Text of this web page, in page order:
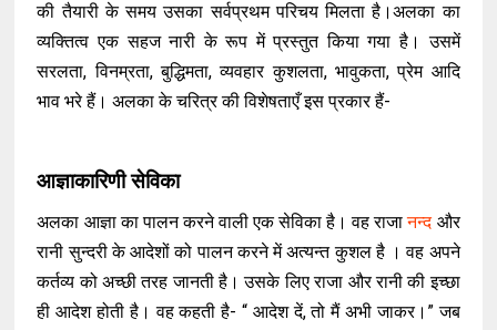
की तैयारी के समय उसका सर्वप्रथम परिचय मिलता है।अलका का
व्यक्तित्व एक सहज नारी के रूप में प्रस्तुत किया गया है। उसमें
सरलता, विनम्रता, बुद्धिमता, व्यवहार कुशलता, भावुकता, प्रेम आदि
भाव भरे हैं। अलका के चरित्र की विशेषताएँ इस प्रकार हैं-
आज्ञाकारिणी सेविका
अलका आज्ञा का पालन करने वाली एक सेविका है। वह राजानन्दऔर
रानी सुन्दरी के आदेशों को पालन करने में अत्यन्त कुशल है । वह अपने
कर्तव्य को अच्छी तरह जानती है। उसके लिए राजा और रानी की इच्छा
ही आदेश होती है। वह कहती है- “ आदेश दें, तो मैं अभी जाकर।” जब